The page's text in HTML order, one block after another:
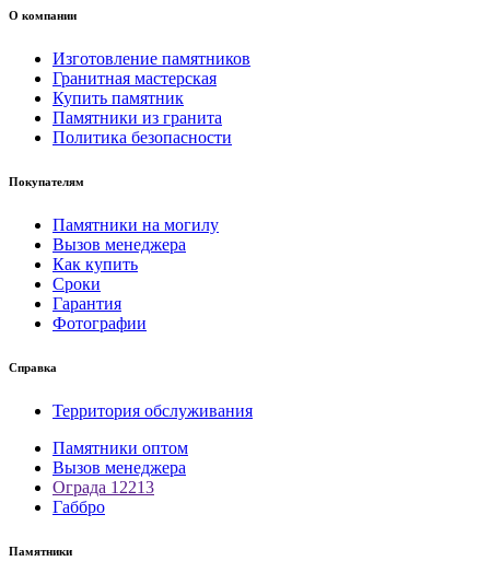
О компании
Изготовление памятников
Гранитная мастерская
Купить памятник
Памятники из гранита
Политика безопасности
Покупателям
Памятники на могилу
Вызов менеджера
Как купить
Сроки
Гарантия
Фотографии
Справка
Территория обслуживания
Памятники оптом
Вызов менеджера
Ограда 12213
Габбро
Памятники